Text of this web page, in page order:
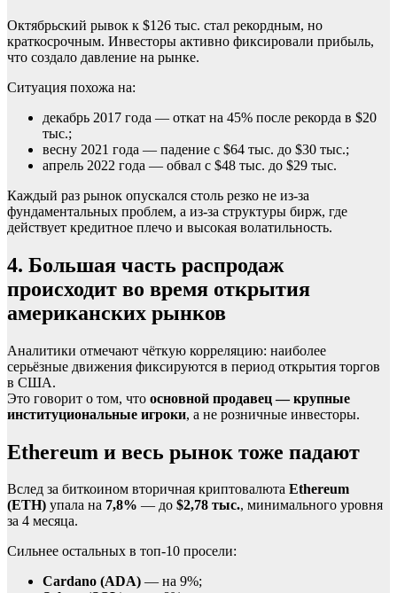
Октябрьский рывок к $126 тыс. стал рекордным, но
краткосрочным. Инвесторы активно фиксировали прибыль,
что создало давление на рынке.
Ситуация похожа на:
декабрь 2017 года — откат на 45% после рекорда в $20
тыс.;
весну 2021 года — падение с $64 тыс. до $30 тыс.;
апрель 2022 года — обвал с $48 тыс. до $29 тыс.
Каждый раз рынок опускался столь резко не из-за
фундаментальных проблем, а из-за структуры бирж, где
действует кредитное плечо и высокая волатильность.
4. Большая часть распродаж
происходит во время открытия
американских рынков
Аналитики отмечают чёткую корреляцию: наиболее
серьёзные движения фиксируются в период открытия торгов
в США.
Это говорит о том, что основной продавец — крупные
институциональные игроки, а не розничные инвесторы.
Ethereum и весь рынок тоже падают
Вслед за биткоином вторичная криптовалюта Ethereum
(ETH) упала на 7,8% — до $2,78 тыс., минимального уровня
за 4 месяца.
Сильнее остальных в топ-10 просели:
Cardano (ADA) — на 9%;